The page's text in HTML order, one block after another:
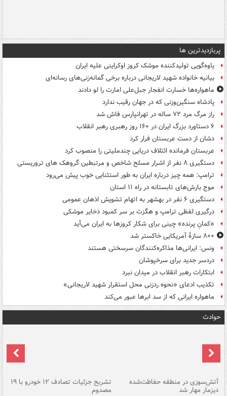
پربازدیدترین ها
یاوه‌گویی تولیدکننده موشک کروز اوکراینی علیه ایران
بیانیه خانواده شهید لاریجانی درباره برخی گمانه‌زنی‌های رسانه‌ای
ماهواره‌ها خسارت انفجار جبل‌علی امارت را لو دادند
پادشاه سنگین‌وزنی که در جهان رقیب ندارد
راز مرگ مرد ۷۲ ساله در تهرانپارس فاش شد
۶ دستاورد بزرگ ایران در ۱۶۰ روز رهبری رهبر انقلاب
دشان از دست عربستان فرار کرد
عربستان فرمانده ائتلاف دریایی چندملیتی را منصوب کرد
دستگیری ۸ نفر از اشرار مسلح شاخص و مرتبطین گروهک های تروریستی
ترامپ: همه چیز درباره ایران به طور استثنایی خوب پیش می‌رود
موج بارش‌های تابستانه در راه ۱۱ استان
دستگیری ۶ نفر در بهشهر به اتهام تشویش اذهان عمومی
درگیری لفظی ترامپ و هگزث بر سر کمبود ذخایر موشکی
«کمانِ پرنده» چینی برای شکار کروزها به ایران می‌آید
۸۰۰ سازۀ آمریکایی خاکستر شد
ونس: ایرانی‌ها مذاکره‌کنندگان سرسختی هستند
دردسر جدید برای سرخپوشان
ابتکارات رهبر انقلاب در میدان نبرد
تکذیب ادعای «نحوه ردزنی محل استقرار شهید لاریجانی»
ماهواره ایرانی که از سد ابرها عبور می‌کند
حوادث
آتش‌سوزی در منطقه حفاظت‌شده
دیزمار مهار شد
تشریح جزئیات تصادف ۱۲ خودرو با ۱۹
مصدوم